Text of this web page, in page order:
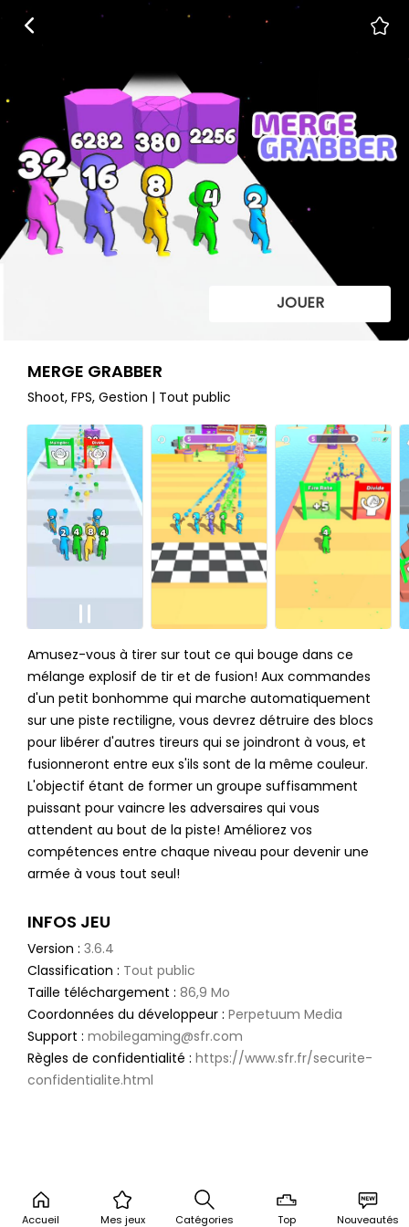
Accueil Mes jeux Catégories Top Nouveautés
JOUER
MERGE GRABBER
Shoot, FPS, Gestion | Tout public
Amusez-vous à tirer sur tout ce qui bouge dans ce
mélange explosif de tir et de fusion! Aux commandes
d'un petit bonhomme qui marche automatiquement
sur une piste rectiligne, vous devrez détruire des blocs
pour libérer d'autres tireurs qui se joindront à vous, et
fusionneront entre eux s'ils sont de la même couleur.
L'objectif étant de former un groupe suffisamment
puissant pour vaincre les adversaires qui vous
attendent au bout de la piste! Améliorez vos
compétences entre chaque niveau pour devenir une
armée à vous tout seul!
INFOS JEU
Version : 3.6.4
Classification : Tout public
Taille téléchargement : 86,9 Mo
Coordonnées du développeur : Perpetuum Media
Support : mobilegaming@sfr.com
Règles de confidentialité : https://www.sfr.fr/securite-
confidentialite.html